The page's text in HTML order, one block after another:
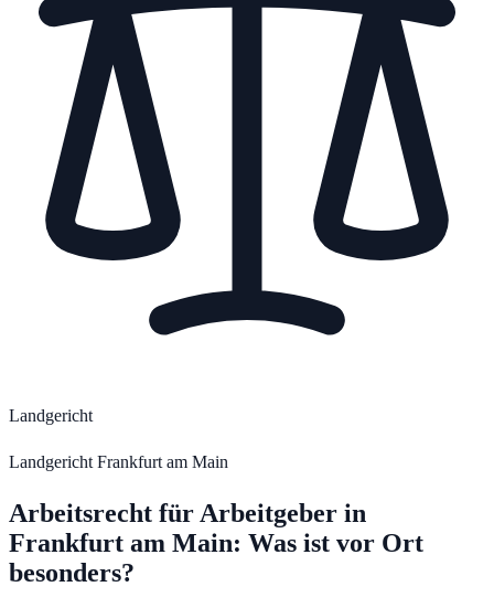
Landgericht
Landgericht Frankfurt am Main
Arbeitsrecht für Arbeitgeber in
Frankfurt am Main: Was ist vor Ort
besonders?